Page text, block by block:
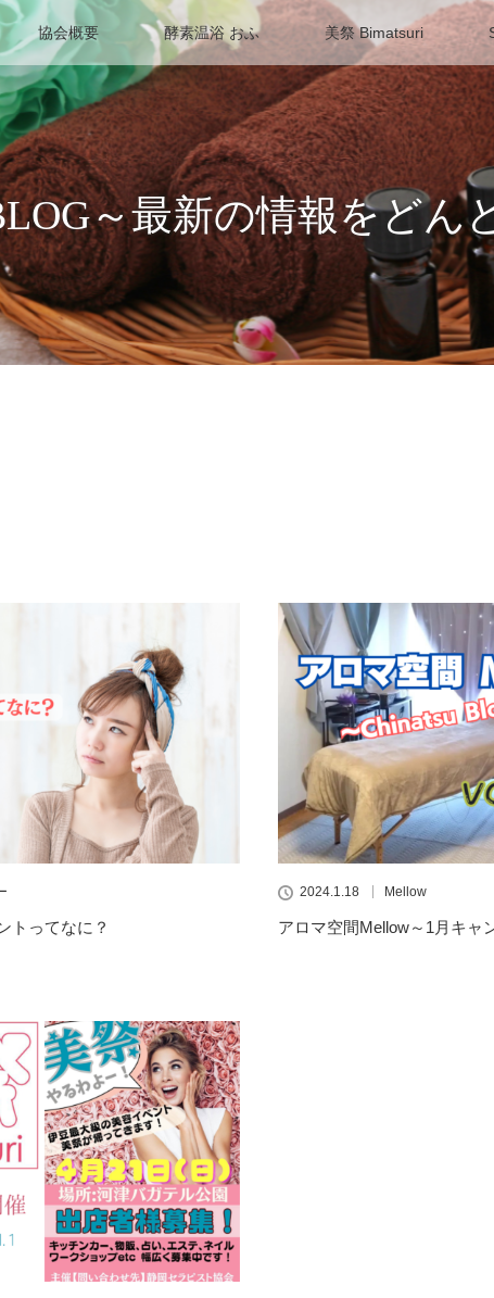
協会概要 酵素温浴 おふ 美祭 Bimatsuri
～最新の情報をどん
トってなに？
2024.1.18 Mellow
アロマ空間Mellow～1月キャ